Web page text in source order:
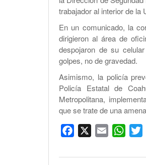
trabajador al interior de la
En un comunicado, la
dirigieron al área de
despojaron de su
golpes, no de gravedad.
Asimismo, la policía
Policía Estatal de
Metropolitana,
que se trate de una
Facebook Email